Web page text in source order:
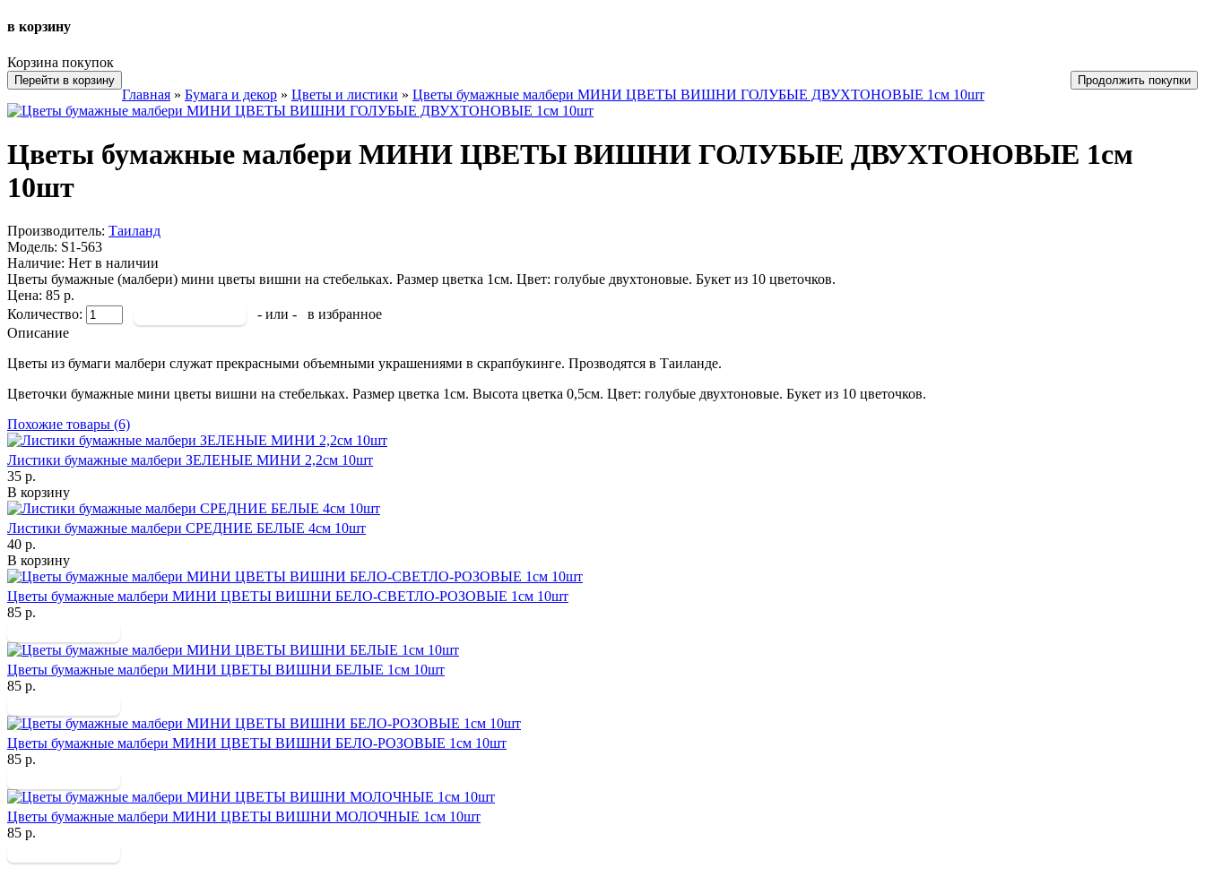
в корзину
Корзина покупок
Перейти в корзину Продолжить покупки
Главная » Бумага и декор » Цветы и листики » Цветы бумажные малбери МИНИ ЦВЕТЫ ВИШНИ ГОЛУБЫЕ ДВУХТОНОВЫЕ 1см 10шт
Цветы бумажные малбери МИНИ ЦВЕТЫ ВИШНИ ГОЛУБЫЕ ДВУХТОНОВЫЕ 1см
10шт
Производитель: Таиланд
Модель: S1-563
Наличие: Нет в наличии
Цветы бумажные (малбери) мини цветы вишни на стебельках. Размер цветка 1см. Цвет: голубые двухтоновые. Букет из 10 цветочков.
Цена: 85 р.
Количество:
- или -
в избранное
Описание
Цветы из бумаги малбери служат прекрасными объемными украшениями в скрапбукинге. Прозводятся в Таиланде.
Цветочки бумажные мини цветы вишни на стебельках. Размер цветка 1см. Высота цветка 0,5см. Цвет: голубые двухтоновые. Букет из 10 цветочков.
Похожие товары (6)
Листики бумажные малбери ЗЕЛЕНЫЕ МИНИ 2,2см 10шт
35 р.
В корзину
Листики бумажные малбери СРЕДНИЕ БЕЛЫЕ 4см 10шт
40 р.
В корзину
Цветы бумажные малбери МИНИ ЦВЕТЫ ВИШНИ БЕЛО-СВЕТЛО-РОЗОВЫЕ 1см 10шт
85 р.
Цветы бумажные малбери МИНИ ЦВЕТЫ ВИШНИ БЕЛЫЕ 1см 10шт
85 р.
Цветы бумажные малбери МИНИ ЦВЕТЫ ВИШНИ БЕЛО-РОЗОВЫЕ 1см 10шт
85 р.
Цветы бумажные малбери МИНИ ЦВЕТЫ ВИШНИ МОЛОЧНЫЕ 1см 10шт
85 р.